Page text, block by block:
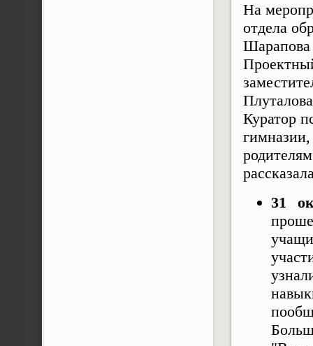
На
отдела
Шарапова
Куратор
31